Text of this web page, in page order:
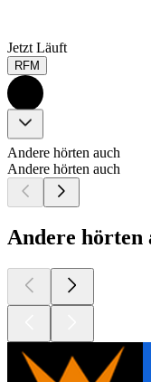
Jetzt Läuft
RFM
Andere hörten auch
Andere hörten auch
Andere hörten